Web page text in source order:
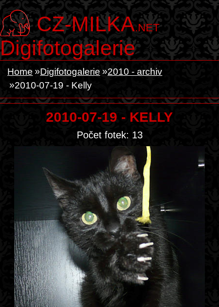
CZ-MILKA.NET
Digifotogalerie
Home Digifotogalerie
2010 - archiv
2010-07-19 - Kelly
2010-07-19 - KELLY
Počet fotek: 13